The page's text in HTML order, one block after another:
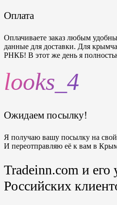
Оплата
Оплачиваете заказ любым
данные для доставки. Для
РНКБ! В этот же день я
looks_4
Ожидаем посылку!
Я получаю вашу посылку на свой
И переотправляю её к вам в
Tradeinn.com и его
Российских